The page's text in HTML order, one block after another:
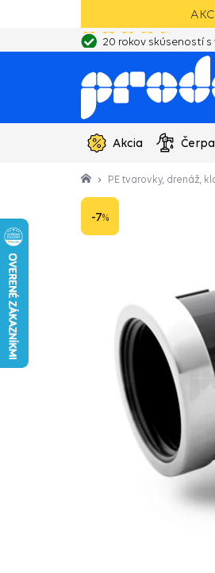
20 rokov skúseností
Akcia
PE tvarovky, drenáž,
-7%